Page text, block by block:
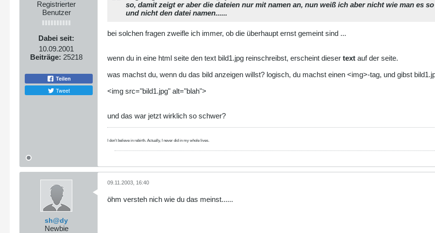
return '/.icons/dir.gif';
return '/.icons/text.gif';
$ALTTAG = '[ ]';
$ALTTAG = '[SND]';
Registrierter
Benutzer
Dabei seit:
10.09.2001
Beiträge: 25218
Teilen
Tweet
so, damit zeigt er aber die dateien nur mit namen an, nun weiß ich aber nicht wie man es
und nicht den datei namen......
bei solchen fragen zweifle ich immer, ob die überhaupt ernst gemeint sind ...
wenn du in eine html seite den text bild1.jpg reinschreibst, erscheint dieser text auf der seite.
was machst du, wenn du das bild anzeigen willst? logisch, du machst einen <img>-tag, und gibst
<img src="bild1.jpg" alt="blah">
und das war jetzt wirklich so schwer?
I don't believe in rebirth. Actually, I never did in my whole lives.
sh@dy
Newbie
09.11.2003, 16:40
öhm versteh nich wie du das meinst......